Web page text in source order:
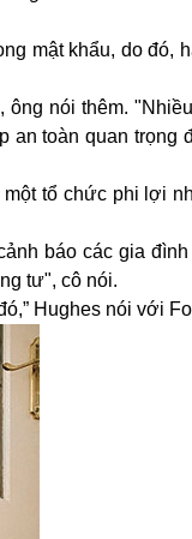
mật khẩu, do đó,
ông nói thêm.
toàn quan trọng
tổ chức phi lợi
báo các gia
tư", cô nói.
Hughes nói với